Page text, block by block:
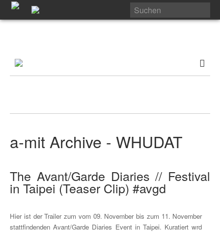
a-mit Archive - WHUDAT
The Avant/Garde Diaries // Festival
in Taipei (Teaser Clip) #avgd
Hier ist der Trailer zum vom 09. November bis zum 11. November
stattfindenden Avant/Garde Diaries Event in Taipei. Kuratiert wrd